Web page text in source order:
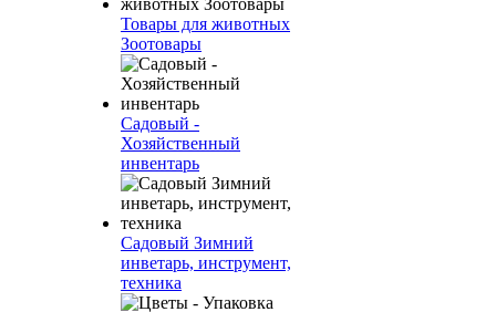
Товары для животных
Зоотовары
Садовый -
Хозяйственный
инвентарь
Садовый Зимний
инветарь, инструмент,
техника